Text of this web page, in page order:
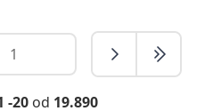
-20 od 19.890